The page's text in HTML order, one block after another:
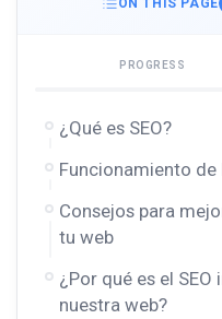
ON THIS PAGE
PROGRESS
¿Qué es SEO?
Funcionamiento
Consejos para
tu web
¿Por qué es el
nuestra web?